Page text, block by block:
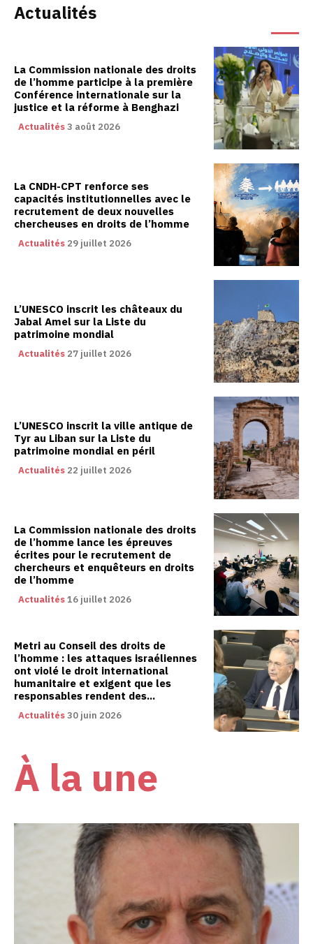
Actualités
La Commission nationale des droits
de l’homme participe à la première
Conférence internationale sur la
justice et la réforme à Benghazi
Actualités3 août 2026
La CNDH-CPT renforce ses
capacités institutionnelles avec le
recrutement de deux nouvelles
chercheuses en droits de l’homme
Actualités 29 juillet 2026
L’UNESCO inscrit les châteaux du
Jabal Amel sur la Liste du
patrimoine mondial
Actualités 27 juillet 2026
L’UNESCO inscrit la ville antique de
Tyr au Liban sur la Liste du
patrimoine mondial en péril
Actualités 22 juillet 2026
La Commission nationale des droits
de l’homme lance les épreuves
écrites pour le recrutement de
chercheurs et enquêteurs en droits
de l’homme
Actualités16 juillet 2026
Metri au Conseil des droits de
l’homme : les attaques israéliennes
ont violé le droit international
humanitaire et exigent que les
responsables rendent des...
Actualités30 juin 2026
À la une